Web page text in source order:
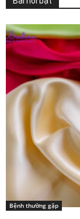
Bệnh thường gặp